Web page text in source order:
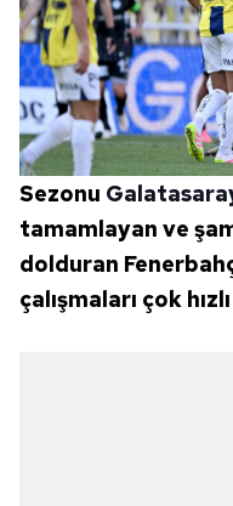
Sezonu
tamamlayan ve
dolduran
çalışmaları çok